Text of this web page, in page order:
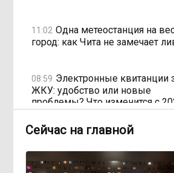
11:02 Одна метеостанция на
город: как Чита не замечает
08:59 Электронные квитанции
ЖКУ: удобство или новые
проблемы? Что изменится с
года
17:03, Вчера Рабочих рук
проверок — больше: как
Сейчас на главной